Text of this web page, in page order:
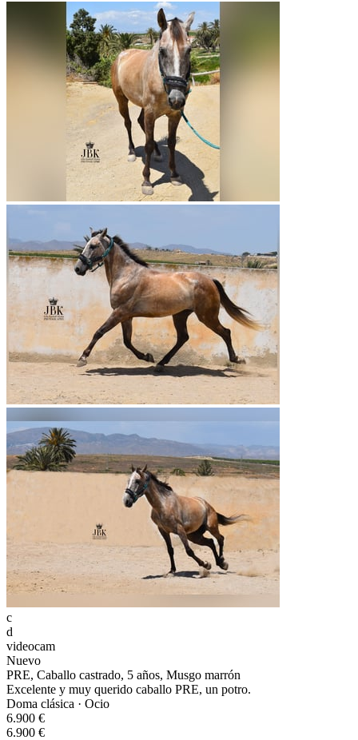
c
d
videocam
Nuevo
PRE, Caballo castrado, 5 años, Musgo marrón
Excelente y muy querido caballo PRE, un potro.
Doma clásica · Ocio
6.900 €
6.900 €